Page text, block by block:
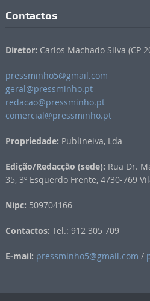
Contactos
Diretor: Carlos Machado Silva (CP
pressminho5@gmail.com
geral@pressminho.pt
redacao@pressminho.pt
comercial@pressminho.pt
Propriedade: Publineiva, Lda
Edição/Redacção (sede): Rua Dr.
35, 3º Esquerdo Frente, 4730-769
Nipc: 509704166
Contactos: Tel.: 912 305 709
E-mail: pressminho5@gmail.com /